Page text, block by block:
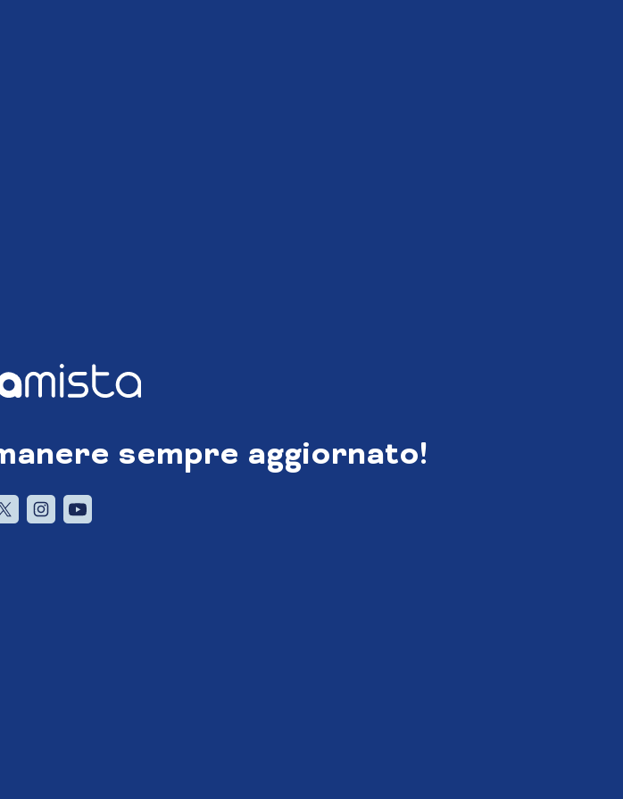
sempre aggiornato!